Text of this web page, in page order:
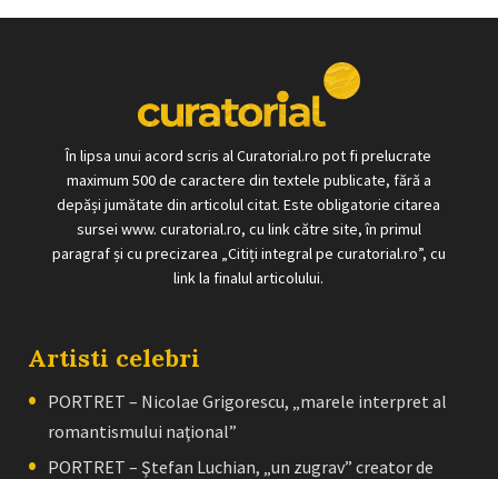
În lipsa unui acord scris al Curatorial.ro pot fi prelucrate
maximum 500 de caractere din textele publicate, fără a
depăși jumătate din articolul citat. Este obligatorie citarea
sursei www. curatorial.ro, cu link către site, în primul
paragraf și cu precizarea „Citiți integral pe curatorial.ro”, cu
link la finalul articolului.
Artisti celebri
PORTRET – Nicolae Grigorescu, „marele interpret al
romantismului naţional”
PORTRET – Ştefan Luchian, „un zugrav” creator de